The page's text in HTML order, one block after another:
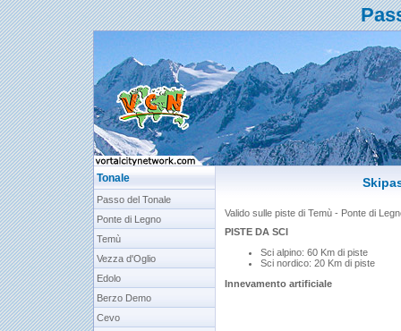
Tonale
Passo del Tonale
Ponte di Legno
Temù
Vezza d'Oglio
Edolo
Berzo Demo
Cevo
Valido sulle piste di Temù - Ponte di
PISTE DA SCI
Sci alpino: 60 Km di piste
Sci nordico: 20 Km di piste
Innevamento artificiale